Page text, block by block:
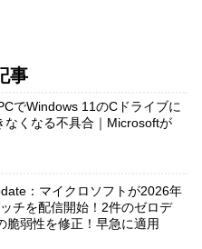
事
でWindows 11のCドライブに
なくなる不具合｜Microsoftが
：マイクロソフトが2026年
チを配信開始！2件のゼロデ
脆弱性を修正！早急に適用